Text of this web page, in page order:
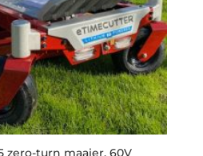
zero-turn maaier. 60V